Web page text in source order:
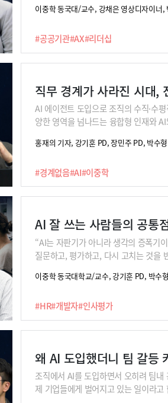
#공공기관#AX#리더십
이중학 동국대/교수, 강채은 영상디자이너
직무 경계가 사라진 시대,
#경계없음#AI#이중학
AI 에이전트 도입으로 조직의 수직·수
양한 영역을 넘나드는 융합형 인재와
요? 이중학 동국대 교수의 분석을 들어
홍재의 기자, 강기훈 PD, 장민주 PD, 박수
AI 잘 쓰는 사람들의 공통
#HR#개발자#인사평가
“AI는 자판기가 아니라 생각의 증폭기
질문하고, 평가하고, 다시 고치는 것을
싶은지, 왜 그 결과가 필요한지, 어떤
이중학 동국대학교/교수, 강기훈 PD, 박수
왜 AI 도입했더니 팀 갈등
조직에서 AI를 도입하면서 오히려 팀
제 기업들에게 벌어지고 있는 일이라